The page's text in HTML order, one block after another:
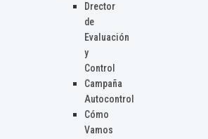
Drector
de
Evaluación
y
Control
Campaña
Autocontrol
Cómo
Vamos